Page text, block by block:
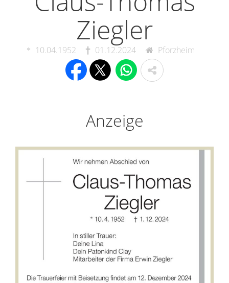
Ziegler
10.04.1952 01.12.2024 Pforzheim
Anzeige